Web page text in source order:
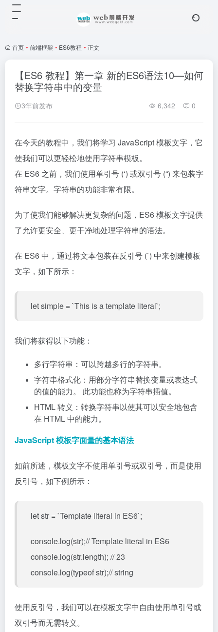
首页 • 前端框架 • ES6教程 • 正文
【ES6 教程】第一章 新的ES6语法10—如何
替换字符串中的变量
3年前发布 6,342 0
在今天的教程中，我们将学习 JavaScript 模板文字，它
使我们可以更轻松地使用字符串模板。
在 ES6 之前，我们使用单引号 (‘) 或双引号 (“) 来包装字
符串文字。字符串的功能非常有限。
为了使我们能够解决更复杂的问题，ES6 模板文字提供
了允许更安全、更干净地处理字符串的语法。
在 ES6 中，通过将文本包装在反引号 (`) 中来创建模板
文字，如下所示：
let simple = `This is a template literal`;
我们将获得以下功能：
多行字符串：可以跨越多行的字符串。
字符串格式化：用部分字符串替换变量或表达式
的值的能力。 此功能也称为字符串插值。
HTML 转义：转换字符串以使其可以安全地包含
在 HTML 中的能力。
JavaScript 模板字面量的基本语法
如前所述，模板文字不使用单引号或双引号，而是使用
反引号，如下例所示：
let str = `Template literal in ES6`;
console.log(str);// Template literal in ES6
console.log(str.length); // 23
console.log(typeof str);// string
使用反引号，我们可以在模板文字中自由使用单引号或
双引号而无需转义。